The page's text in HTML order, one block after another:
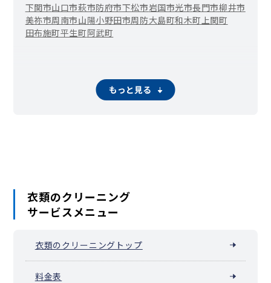
下関市山口市萩市防府市下松市岩国市光市長門市柳井市
美祢市周南市山陽小野田市周防大島町和木町 上関町
田布施町平生町阿武町
もっと見る
衣類のクリーニング
サービスメニュー
衣類のクリーニングトップ
料金表